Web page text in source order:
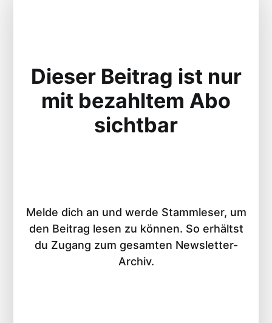
Dieser Beitrag ist nur
mit bezahltem Abo
sichtbar
Melde dich an und werde Stammleser, um
den Beitrag lesen zu können. So erhältst
du Zugang zum gesamten Newsletter-
Archiv.